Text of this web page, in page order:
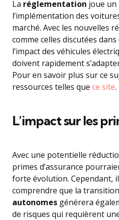
La réglementation joue un
l’implémentation des
marché. Avec les nouvelles
comme celles discutées
l’impact des véhicules
doivent rapidement
Pour en savoir plus sur ce
ressources telles que ce site.
L’impact sur les
Avec une potentielle
primes d’assurance
forte évolution. Cependant,
comprendre que la
autonomes générera
de risques qui requièrent